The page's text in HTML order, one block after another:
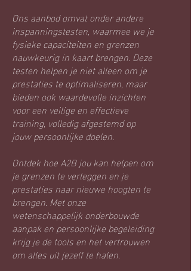
Ons aanbod omvat onder andere
inspanningstesten, waarmee we je
fysieke capaciteiten en grenzen
nauwkeurig in kaart brengen. Deze
testen helpen je niet alleen om je
prestaties te optimaliseren, maar
bieden ook waardevolle inzichten
voor een veilige en effectieve
training, volledig afgestemd op
jouw persoonlijke doelen.
Ontdek hoe A2B jou kan helpen om
je grenzen te verleggen en je
prestaties naar nieuwe hoogten te
brengen. Met onze
wetenschappelijk onderbouwde
aanpak en persoonlijke begeleiding
krijg je de tools en het vertrouwen
om alles uit jezelf te halen.